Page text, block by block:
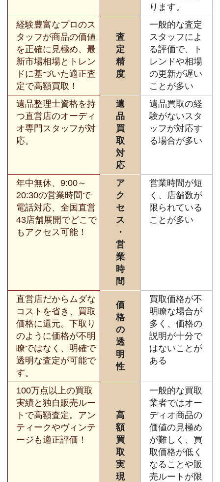
ります。
経験豊富なプロのス
タッフが商品の価値
を正確に見極め、最
新市場相場とトレン
ドに基づいた適正査
定で高額買取！
査
定
精
度
一般的な査定
スタッフによ
る評価で、ト
レンドや相場
の更新が遅い
ことが多い
遺品整理士資格を持
つ直営店のオーディ
オ専門スタッフが対
応。
遺
品
買
取
対
応
遺品買取の経
験がないスタ
ッフが対応す
る場合が多い
年中無休、9:00～
20:30の営業時間で
電話対応、全国直営
43店舗展開でどこで
もアクセス可能！
ア
ク
セ
ス
・
営
業
時
間
営業時間が短
く、店舗数が
限られている
ことが多い
直営店だからムダな
コストを省き、買取
価格に還元。下取り
のように価格が不明
瞭ではなく、明確で
透明な査定が可能で
す。
価
格
の
透
明
性
買取価格が不
明瞭な場合が
多く、価格の
説明が十分で
はないことが
ある
100万点以上の買取
実績と独自販売ルー
トで高額査定。アン
ティークやヴィンテ
ージも適正評価！
高
額
買
取
実
現
一般的な買取
業者ではオー
ディオ商品の
価値の見極め
が難しく、買
取価格が低く
なることや販
売ルートが限